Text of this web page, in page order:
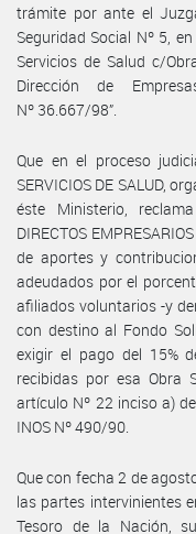
trámite por ante el
Seguridad Social Nº 5,
Servicios de Salud c/
Dirección de
Nº 36.667/98”.
Que en el proceso
SERVICIOS DE SALUD,
éste Ministerio,
DIRECTOS
de aportes y
adeudados por el
afiliados voluntarios -y
con destino al Fondo
exigir el pago del 15%
recibidas por esa Obra
artículo Nº 22 inciso a)
INOS Nº 490/90.
Que con fecha 2 de
las partes intervinientes
Tesoro de la Nación,